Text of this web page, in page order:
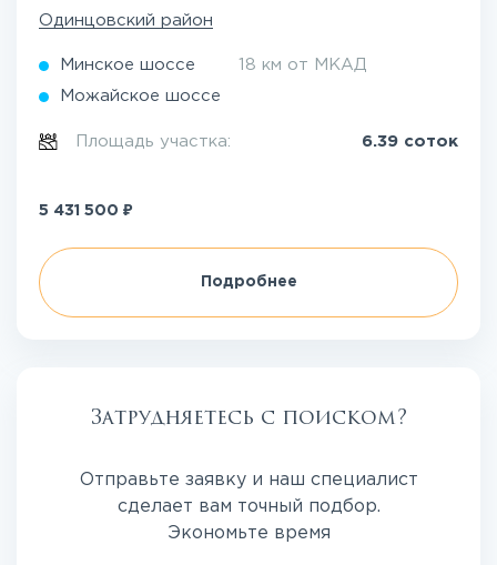
Одинцовский район
Минское шоссе 18 км от МКАД
Можайское шоссе
Площадь участка: 6.39 соток
5 431 500 ₽
Подробнее
Затрудняетесь с поиском?
Отправьте заявку и наш специалист
сделает вам точный подбор.
Экономьте время